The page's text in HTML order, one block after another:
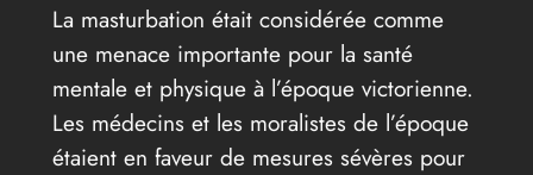
La masturbation était considérée comme
une menace importante pour la santé
mentale et physique à l’époque victorienne.
Les médecins et les moralistes de l’époque
étaient en faveur de mesures sévères pour